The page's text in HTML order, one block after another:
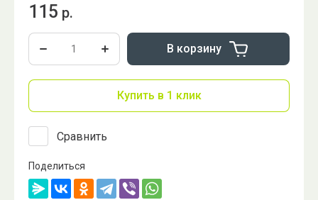
115 р.
В корзину
Купить в 1 клик
Сравнить
Поделиться